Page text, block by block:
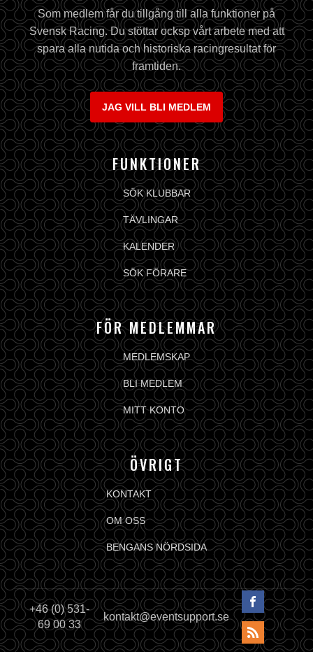
Som medlem får du tillgång till alla funktioner på
Svensk Racing. Du stöttar ocksp vårt arbete med att
spara alla nutida och historiska racingresultat för
framtiden.
JAG VILL BLI MEDLEM
FUNKTIONER
SÖK KLUBBAR
TÄVLINGAR
KALENDER
SÖK FÖRARE
FÖR MEDLEMMAR
MEDLEMSKAP
BLI MEDLEM
MITT KONTO
ÖVRIGT
KONTAKT
OM OSS
BENGANS NÖRDSIDA
+46 (0) 531-
69 00 33
kontakt@eventsupport.se